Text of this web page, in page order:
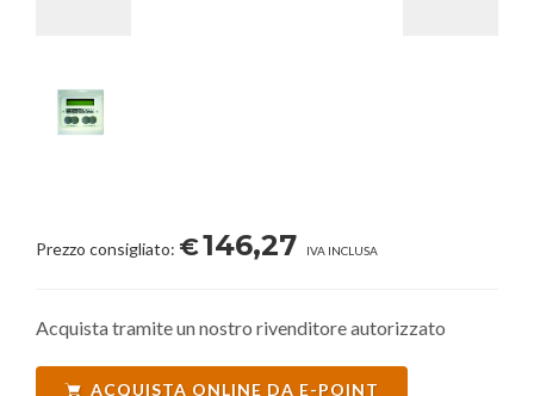
Prezzo consigliato: €146,27 IVA INCLUSA
Acquista tramite un nostro rivenditore autorizzato
ACQUISTA ONLINE DA E-POINT